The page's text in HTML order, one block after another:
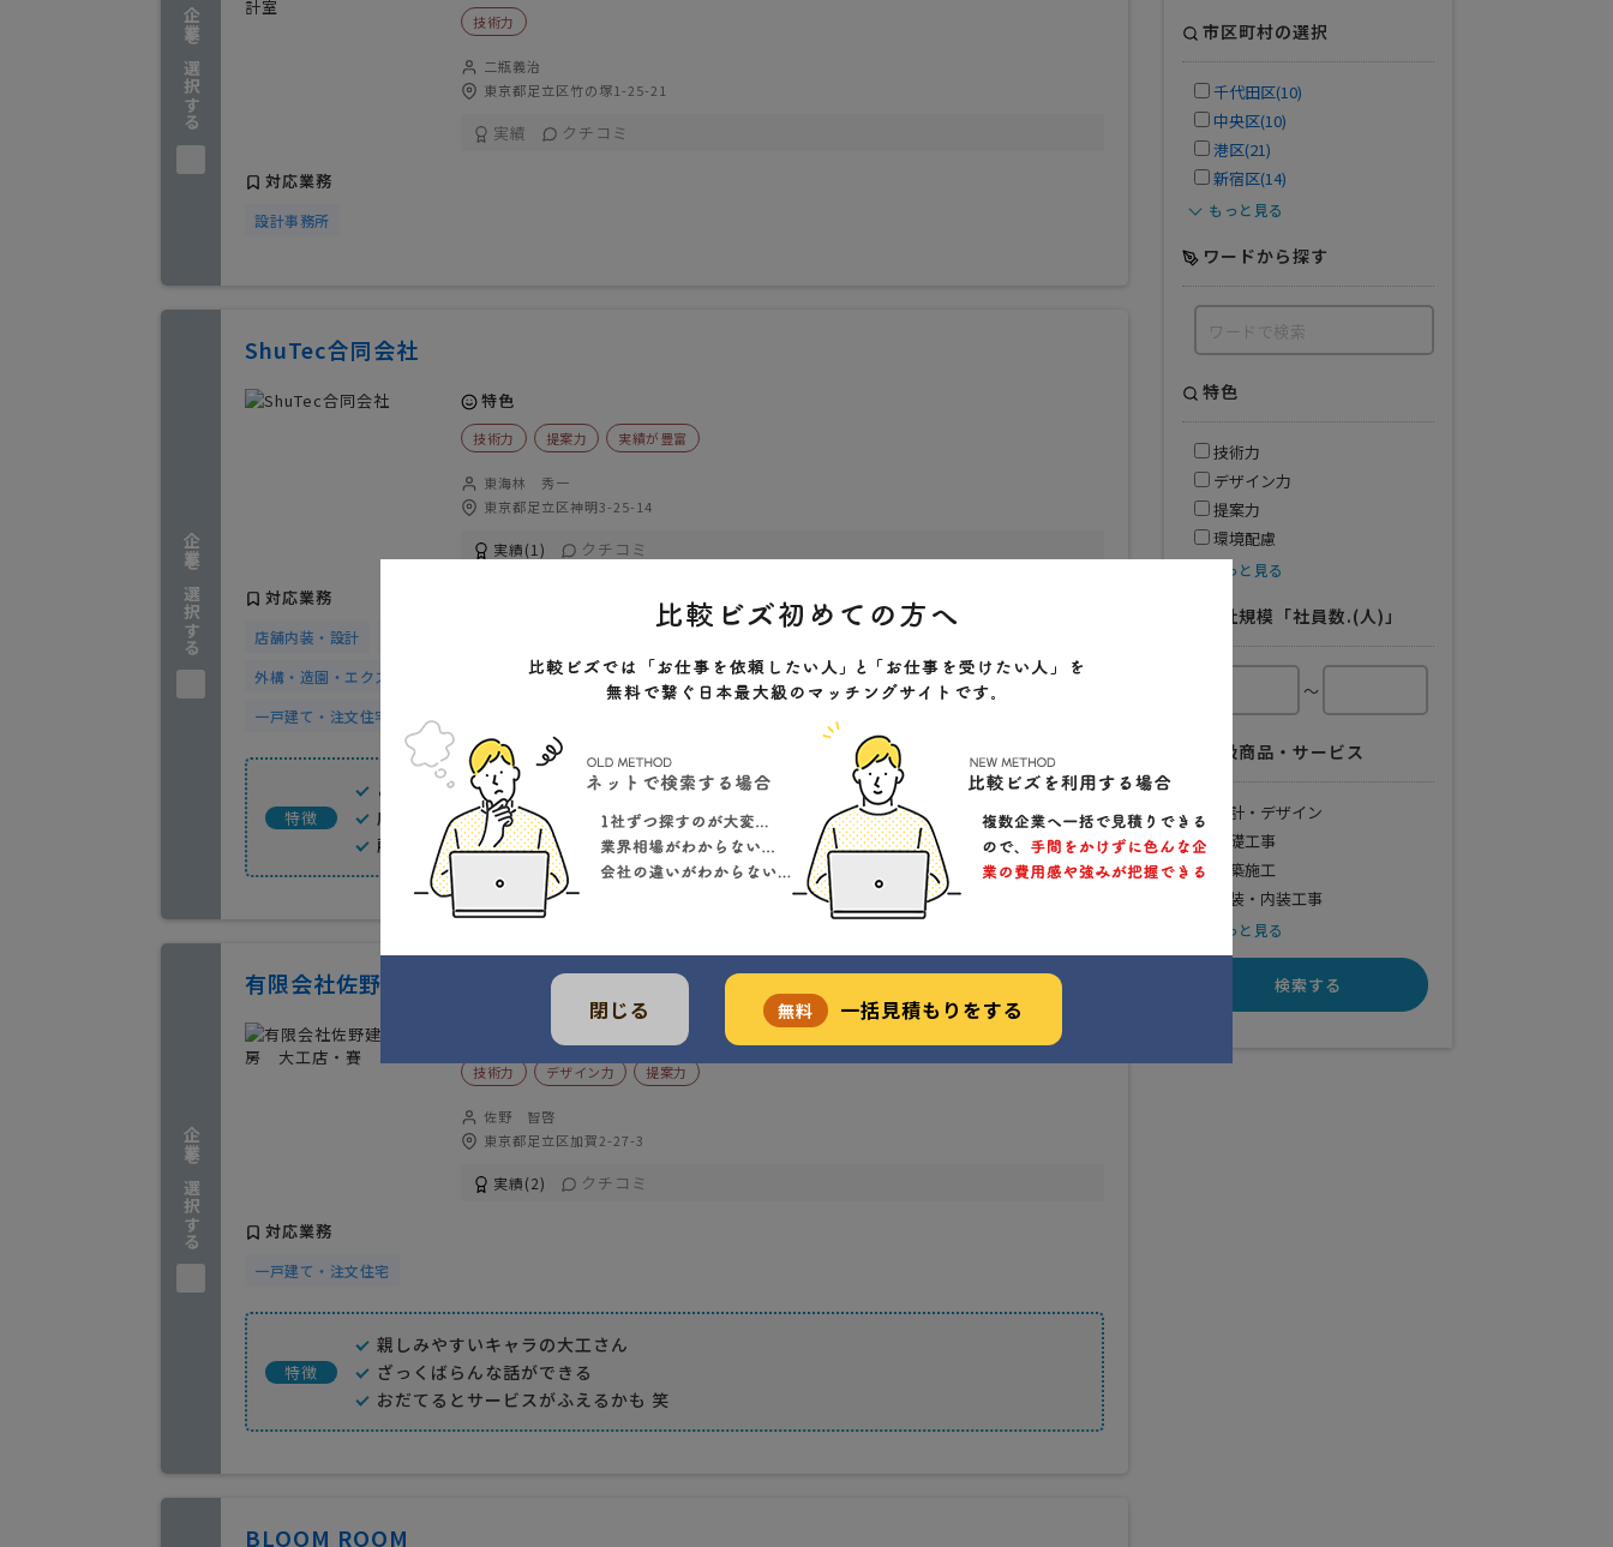
企業を選択する 技術力
二瓶義治
東京都足立区竹の塚1-25-21
実績 クチコミ
対応業務
設計事務所
企業を選択する
ShuTec合同会社
特色
技術力 提案力 実績が豊富
東海林 秀一
東京都足立区神明3-25-14
実績(1) クチコミ
対応業務
店舗内装・設計
外構・造園・エクステリア工事
建設・建築工事 基礎・土木工事 解体工事 内装工事
設備・管工事
一戸建て・注文住宅
設計事務所
特徴
ご要望に対し正確で迅速なご提案と的確で美しい施工
広い見識を持つ建築士で宮大工の代表がお客さんをサポート
顧客満足度が高く、リピートのお客様の工事を多数施工しています
企業を選択する
有限会社佐野建築工房 大工店・賽
技術力 デザイン力 提案力
佐野 智啓
東京都足立区加賀2-27-3
実績(2) クチコミ
対応業務
一戸建て・注文住宅
特徴
親しみやすいキャラの大工さん
ざっくばらんな話ができる
おだてるとサービスがふえるかも 笑
BLOOM ROOM
市区町村の選択
千代田区(10)
中央区(10)
港区(21)
新宿区(14)
もっと見る
ワードから探す
特色
技術力
デザイン力
提案力
環境配慮
もっと見る
会社規模「社員数.(人)」
～
取扱商品・サービス
設計・デザイン
基礎工事
建築施工
外装・内装工事
もっと見る
検索する
閉じる 無料 一括見積もりをする